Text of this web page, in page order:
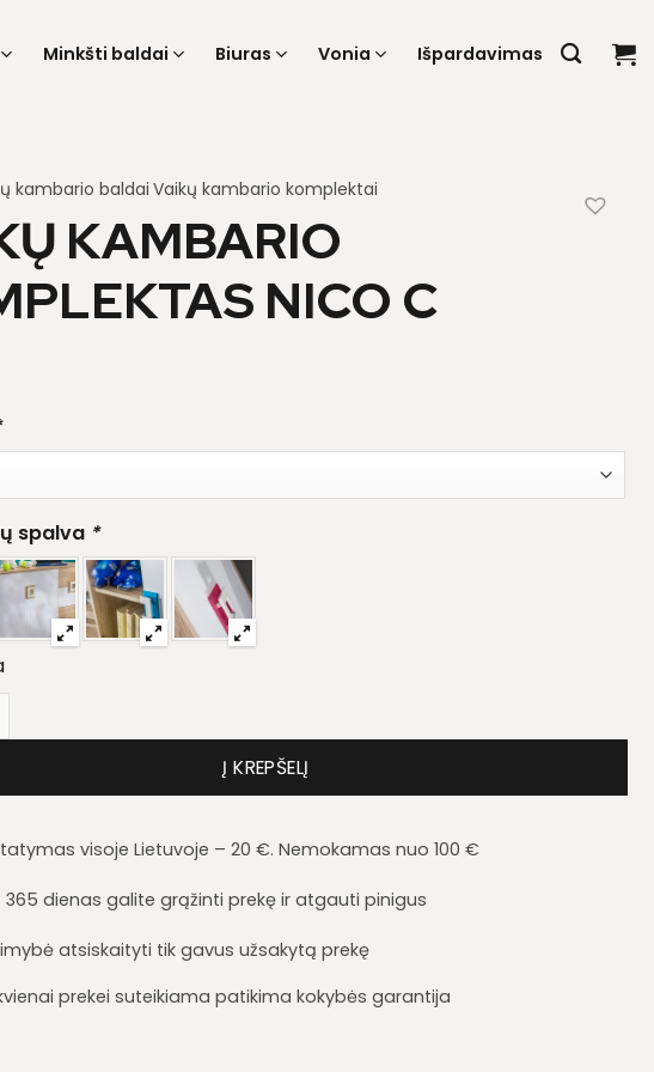
Minkšti baldai Biuras Vonia Išpardavimas
kambario baldaiVaikų kambario komplektai
KAMBARIO
NICO C
spalva *
Vaikų kambario komplektas Nico C
Į KREPŠELĮ
visoje Lietuvoje – 20 €. Nemokamas nuo 100 €
365 dienas galite grąžinti prekę ir atgauti pinigus
atsiskaityti tik gavus užsakytą prekę
prekei suteikiama patikima kokybės garantija